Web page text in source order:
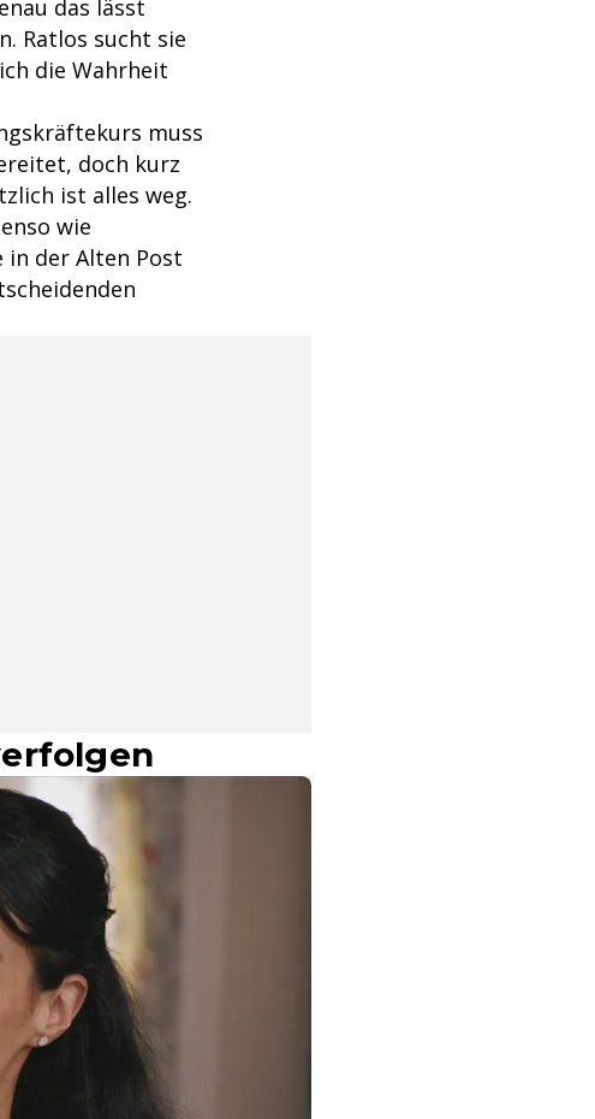
das lässt
Ratlos sucht sie
die Wahrheit
muss
doch kurz
ist alles weg.
wie
in der Alten Post